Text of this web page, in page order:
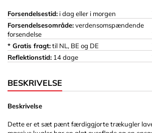
Forsendelsestid:i dag eller i morgen
Forsendelsesområde:verdensomspændende
forsendelse
* Gratis fragt:til NL, BE og DE
Reflektionstid: 14 dage
BESKRIVELSE
Beskrivelse
Dette er et sæt pænt færdiggjorte trækugler